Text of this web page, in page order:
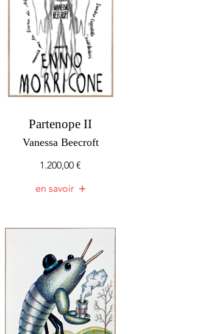
Partenope II
Vanessa Beecroft
1.200,00€
en savoir